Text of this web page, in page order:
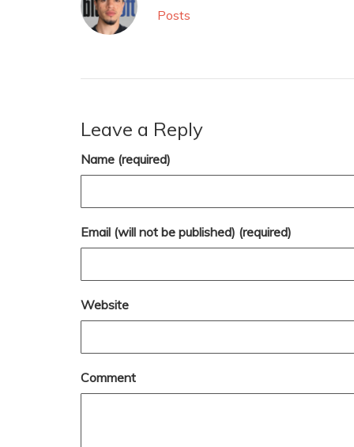
Posts
Leave a Reply
Name (required)
Email (will not be published) (required)
Website
Comment